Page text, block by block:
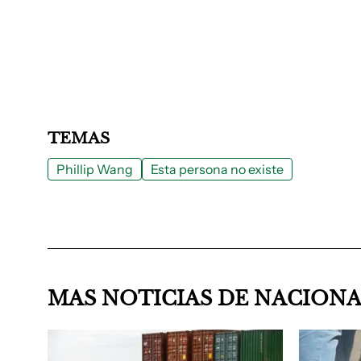
TEMAS
Phillip Wang Esta persona no existe
MAS NOTICIAS DE